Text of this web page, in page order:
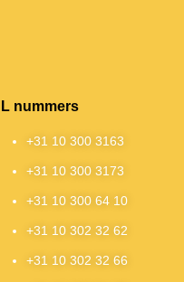
nummers
+31 10 300 3163
+31 10 300 3173
+31 10 300 64 10
+31 10 302 32 62
+31 10 302 32 66